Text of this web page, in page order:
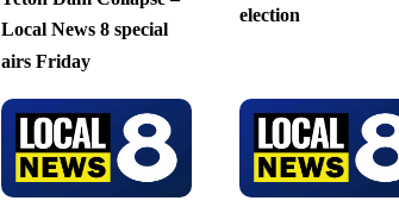
Local News 8 special
airs Friday
election